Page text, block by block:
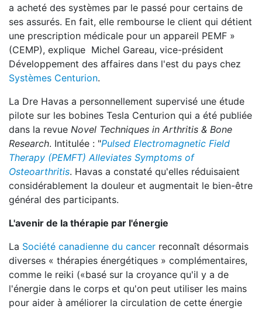
a acheté des systèmes par le passé pour certains de
ses assurés. En fait, elle rembourse le client qui détient
une prescription médicale pour un appareil PEMF »
(CEMP), explique Michel Gareau, vice-président
Développement des affaires dans l'est du pays chez
Systèmes Centurion.
La Dre Havas a personnellement supervisé une étude
pilote sur les bobines Tesla Centurion qui a été publiée
dans la revue Novel Techniques in Arthritis & Bone
Research. Intitulée : "Pulsed Electromagnetic Field
Therapy (PEMFT) Alleviates Symptoms of
Osteoarthritis. Havas a constaté qu'elles réduisaient
considérablement la douleur et augmentait le bien-être
général des participants.
L'avenir de la thérapie par l'énergie
La Société canadienne du cancer reconnaît désormais
diverses « thérapies énergétiques » complémentaires,
comme le reiki («basé sur la croyance qu'il y a de
l'énergie dans le corps et qu'on peut utiliser les mains
pour aider à améliorer la circulation de cette énergie